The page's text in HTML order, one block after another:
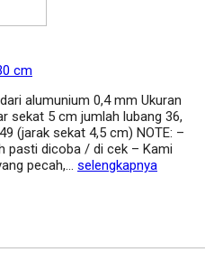
cm
alumunium 0,4 mm Ukuran
sekat 5 cm jumlah lubang 36,
(jarak sekat 4,5 cm) NOTE: –
pasti dicoba / di cek – Kami
pecah,… selengkapnya